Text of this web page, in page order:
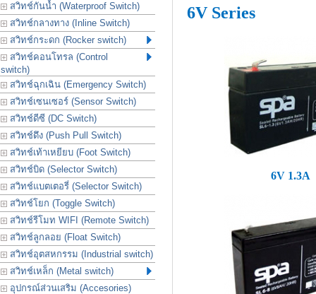
สวิทช์กันน้ำ (Waterproof Switch)
สวิทช์กลางทาง (Inline Switch)
สวิทช์กระดก (Rocker switch)
สวิทช์คอนโทรล (Control
switch)
สวิทช์ฉุกเฉิน (Emergency Switch)
สวิทช์เซนเซอร์ (Sensor Switch)
สวิทช์ดีซี (DC Switch)
สวิทช์ดึง (Push Pull Switch)
สวิทช์เท้าเหยียบ (Foot Switch)
สวิทช์บิด (Selector Switch)
สวิทช์แบตเตอรี่ (Selector Switch)
สวิทช์โยก (Toggle Switch)
สวิทช์รีโมท WIFI (Remote Switch)
สวิทช์ลูกลอย (Float Switch)
สวิทช์อุตสหกรรม (Industrial switch)
สวิทช์เหล็ก (Metal switch)
อุปกรณ์ส่วนเสริม (Accesories)
6V Series
6V 1.3A